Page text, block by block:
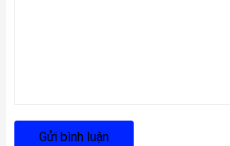
Gửi bình luận